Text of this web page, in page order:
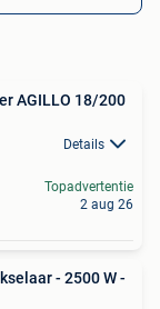
AGILLO 18/200
Details
Topadvertentie
2 aug 26
- 2500 W -